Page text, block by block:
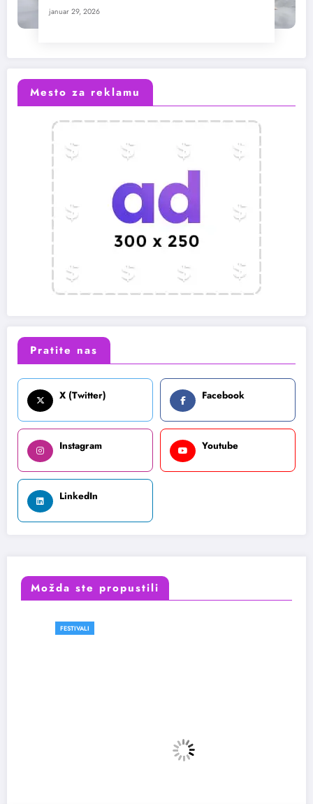
januar 29, 2026
Mesto za reklamu
Pratite nas
X (Twitter) Facebook
Instagram Youtube
LinkedIn
Možda ste propustili
FESTIVALI